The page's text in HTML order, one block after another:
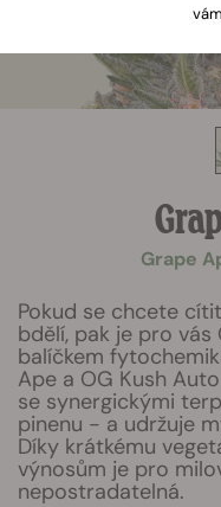
Grape
Pokud se chcete
bdělí, pak je pro
balíčkem
Ape a OG Kush
se synergickými
pinenu - a udržuje
Díky krátkému
výnosům je pro
nepostradatelná.